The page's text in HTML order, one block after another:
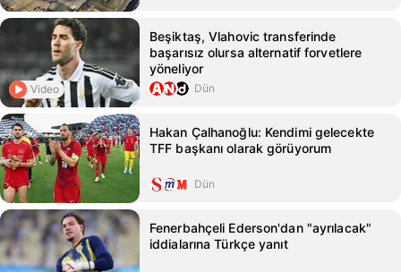
Video
Beşiktaş, Vlahovic transferinde
başarısız olursa alternatif forvetlere
yöneliyor
Dün
Hakan Çalhanoğlu: Kendimi gelecekte
TFF başkanı olarak görüyorum
Dün
Fenerbahçeli Ederson'dan "ayrılacak"
iddialarına Türkçe yanıt